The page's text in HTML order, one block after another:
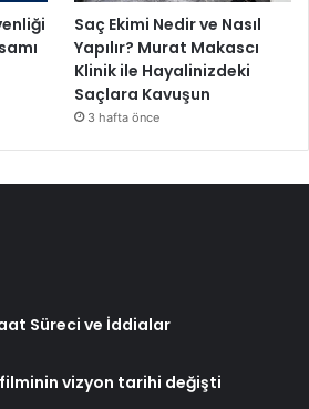
Saç Ekimi Nedir ve Nasıl
Yapılır? Murat Makascı
Klinik ile Hayalinizdeki
Saçlara Kavuşun
3 hafta önce
Süreci ve İddialar
vizyon tarihi değişti